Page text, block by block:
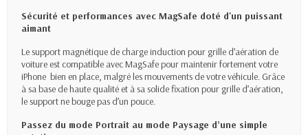
Sécurité et performances avec MagSafe doté d'un puissant
aimant
Le support magnétique de charge induction pour grille d’aération de
voiture est compatible avec MagSafe pour maintenir fortement votre
iPhone bien en place, malgré les mouvements de votre véhicule. Grâce
à sa base de haute qualité et à sa solide fixation pour grille d’aération,
le support ne bouge pas d’un pouce.
Passez du mode Portrait au mode Paysage d’une simple